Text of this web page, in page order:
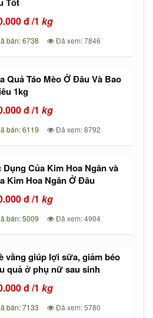
đ/1 kg
bán: 6738 Đã xem: 7846
Quả Táo Mèo Ở Đâu Và Bao
1kg
đ/1 kg
bán: 6119 Đã xem: 8792
Dụng Của Kim Hoa Ngân và
Kim Hoa Ngân Ở Đâu
đ/1 kg
bán: 5009 Đã xem: 4904
vằng giúp lợi sữa, giảm béo
quả ở phụ nữ sau sinh
đ/1 kg
bán: 7133 Đã xem: 5780